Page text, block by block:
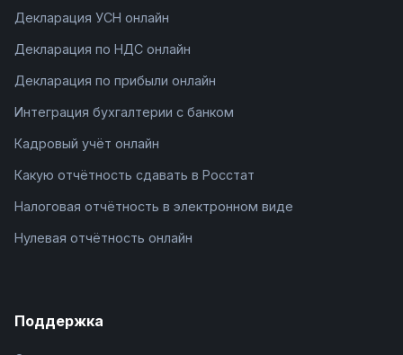
Декларация УСН онлайн
Декларация по НДС онлайн
Декларация по прибыли онлайн
Интеграция бухгалтерии с банком
Кадровый учёт онлайн
Какую отчётность сдавать в Росстат
Налоговая отчётность в электронном виде
Нулевая отчётность онлайн
Поддержка